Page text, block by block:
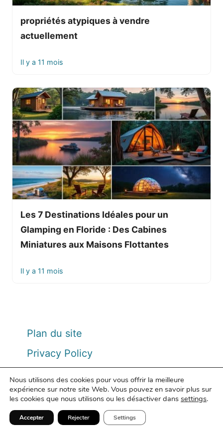
propriétés atypiques à vendre
actuellement
Il y a 11 mois
Les 7 Destinations Idéales pour un
Glamping en Floride : Des Cabines
Miniatures aux Maisons Flottantes
Il y a 11 mois
Plan du site
Privacy Policy
Nous utilisons des cookies pour vous offrir la meilleure
expérience sur notre site Web. Vous pouvez en savoir plus sur
les cookies que nous utilisons ou les désactiver dans settings.
Accepter Rejecter Settings